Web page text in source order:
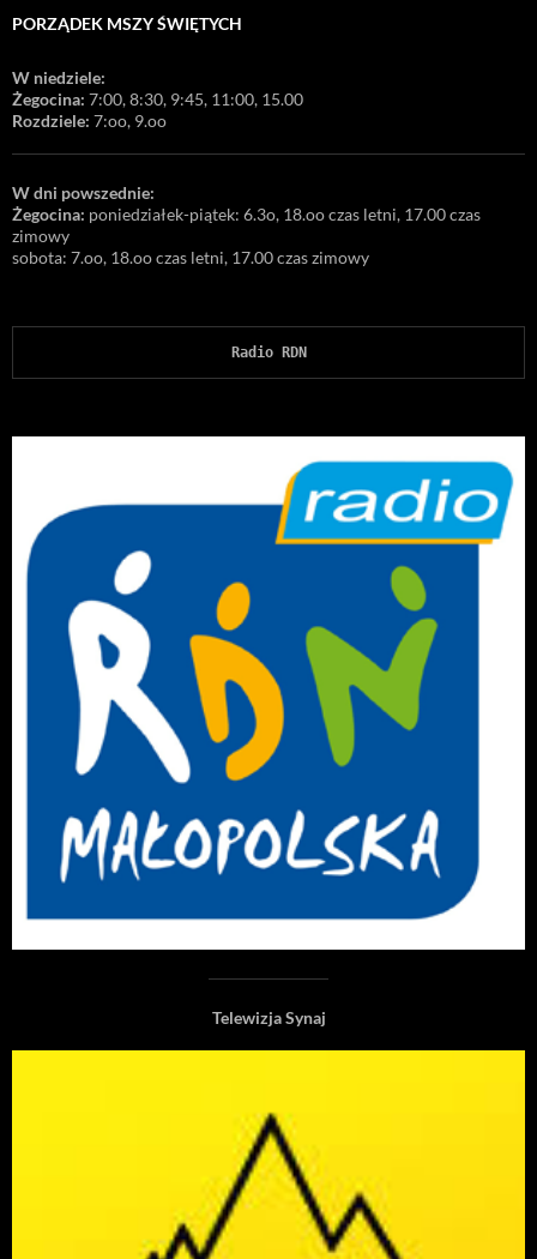
PORZĄDEK MSZY ŚWIĘTYCH
W niedziele:
Żegocina: 7:00, 8:30, 9:45, 11:00, 15.00
Rozdziele: 7:oo, 9.oo
W dni powszednie:
Żegocina: poniedziałek-piątek: 6.3o, 18.oo czas letni, 17.00 czas
zimowy
sobota: 7.oo, 18.oo czas letni, 17.00 czas zimowy
Radio RDN
Telewizja Synaj